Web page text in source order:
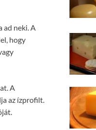
ad neki. A
hogy
A
az ízprofilt.